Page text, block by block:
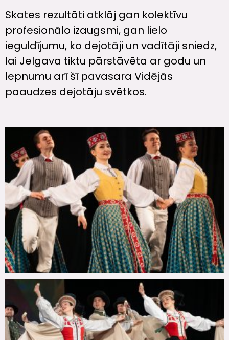
Skates rezultāti atklāj gan kolektīvu
profesionālo izaugsmi, gan lielo
ieguldījumu, ko dejotāji un vadītāji sniedz,
lai Jelgava tiktu pārstāvēta ar godu un
lepnumu arī šī pavasara Vidējās
paaudzes dejotāju svētkos.